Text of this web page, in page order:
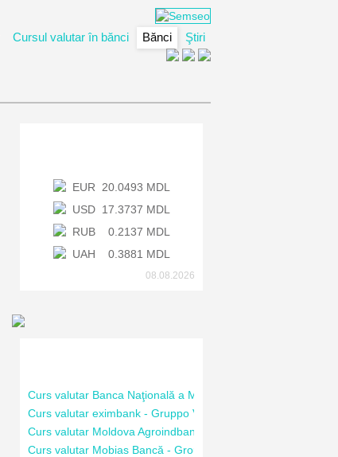
Cursul valutar în bănci Bănci Ştiri
EUR
20.0493 MDL
USD 17.3737 MDL
RUB
0.2137 MDL
UAH
0.3881 MDL
08.08.2026
Curs valutar Banca Naţională a Moldovei in Moldova
Curs valutar eximbank - Gruppo Veneto Banca in Moldova
Curs valutar Moldova Agroindbank in Moldova
Curs valutar Mobias Bancă - Groupe Societe Generale